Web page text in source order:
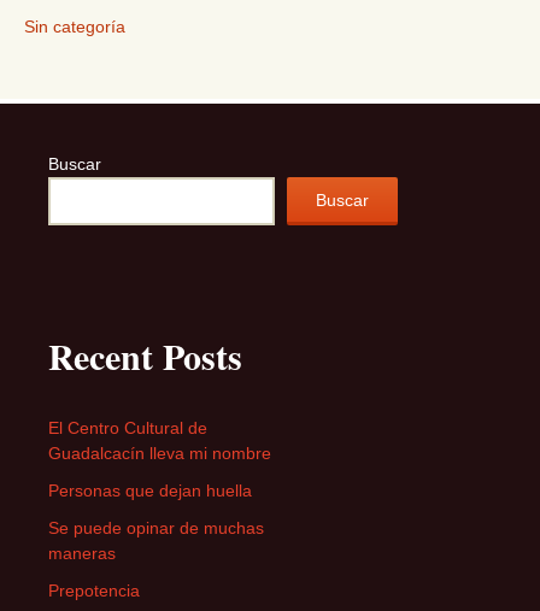
Sin categoría
Buscar
Buscar
Recent Posts
El Centro Cultural de
Guadalcacín lleva mi nombre
Personas que dejan huella
Se puede opinar de muchas
maneras
Prepotencia